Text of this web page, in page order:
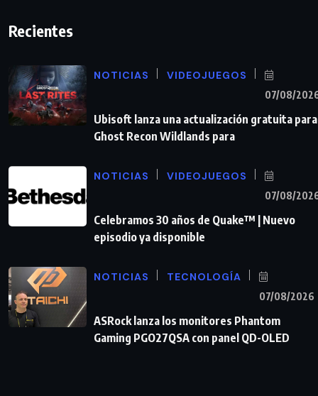
Recientes
NOTICIAS VIDEOJUEGOS
07/08/
Ubisoft lanza una actualización gratuita para
Ghost Recon Wildlands para
NOTICIAS VIDEOJUEGOS
07/08/
Celebramos 30 años de Quake™ | Nuevo
episodio ya disponible
NOTICIAS TECNOLOGÍA
07/08/2026
ASRock lanza los monitores Phantom
Gaming PGO27QSA con panel QD-OLED